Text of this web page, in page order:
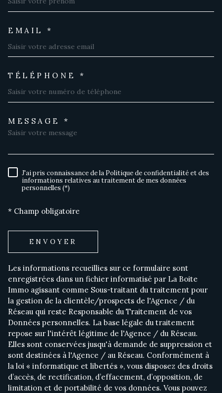
EMAIL *
TÉLÉPHONE *
MESSAGE *
RÈGLEMENTATION
J'ai pris connaissance de la Politique de confidentialité et des
informations relatives au traitement de mes données
personnelles (*)
* Champ obligatoire
ENVOYER
Les informations recueillies sur ce formulaire sont
enregistrées dans un fichier informatisé par La Boite
Immo agissant comme Sous-traitant du traitement pour
la gestion de la clientèle/prospects de l'Agence / du
Réseau qui reste Responsable du Traitement de vos
Données personnelles. La base légale du traitement
repose sur l'intérêt légitime de l'Agence / du Réseau.
Elles sont conservées jusqu'à demande de suppression et
sont destinées à l'Agence / au Réseau. Conformément à
la loi « informatique et libertés », vous disposez des droits
d’accès, de rectification, d’effacement, d’opposition, de
limitation et de portabilité de vos données. Vous pouvez